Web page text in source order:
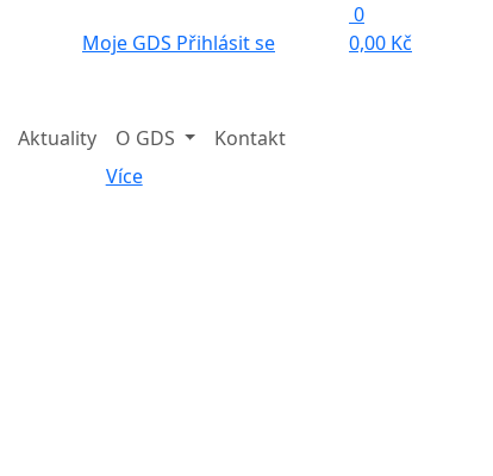
Moje GDS Přihlásit se
0
0,00 Kč
Aktuality
O GDS
Více
Kontakt